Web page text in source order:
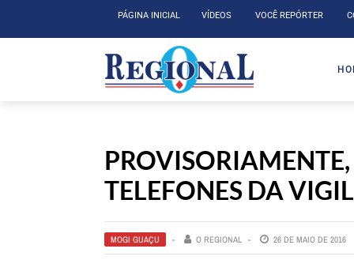
PÁGINA INICIAL VÍDEOS VOCÊ REPÓRTER
TELEFONES DA
MOGI GUAÇU O REGIONAL 26 DE MAIO DE 2016